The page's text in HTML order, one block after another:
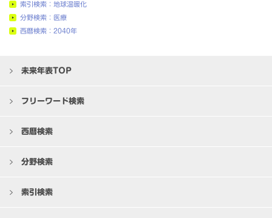
索引検索：地球温暖化
分野検索：医療
西暦検索：2040年
未来年表TOP
フリーワード検索
西暦検索
分野検索
索引検索